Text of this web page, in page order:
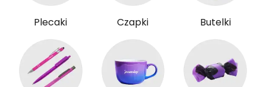
Plecaki Czapki Butelki